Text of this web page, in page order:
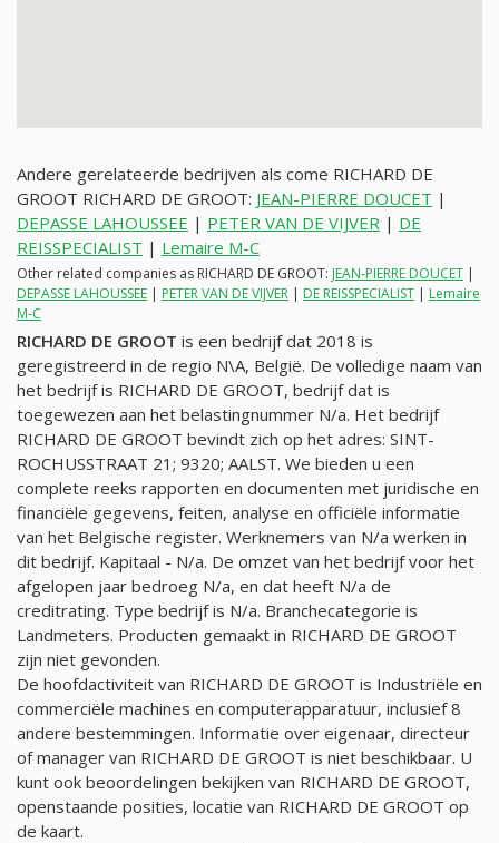
Andere gerelateerde bedrijven als come RICHARD DE
GROOT RICHARD DE GROOT: JEAN-PIERRE DOUCET |
DEPASSE LAHOUSSEE | PETER VAN DE VIJVER | DE
REISSPECIALIST | Lemaire M-C
Other related companies as RICHARD DE GROOT: JEAN-PIERRE DOUCET |
DEPASSE LAHOUSSEE | PETER VAN DE VIJVER | DE REISSPECIALIST | Lemaire
M-C
RICHARD DE GROOT is een bedrijf dat 2018 is
geregistreerd in de regio N\A, België. De volledige naam van
het bedrijf is RICHARD DE GROOT, bedrijf dat is
toegewezen aan het belastingnummer N/a. Het bedrijf
RICHARD DE GROOT bevindt zich op het adres: SINT-
ROCHUSSTRAAT 21; 9320; AALST. We bieden u een
complete reeks rapporten en documenten met juridische en
financiële gegevens, feiten, analyse en officiële informatie
van het Belgische register. Werknemers van N/a werken in
dit bedrijf. Kapitaal - N/a. De omzet van het bedrijf voor het
afgelopen jaar bedroeg N/a, en dat heeft N/a de
creditrating. Type bedrijf is N/a. Branchecategorie is
Landmeters. Producten gemaakt in RICHARD DE GROOT
zijn niet gevonden.
De hoofdactiviteit van RICHARD DE GROOT is Industriële en
commerciële machines en computerapparatuur, inclusief 8
andere bestemmingen. Informatie over eigenaar, directeur
of manager van RICHARD DE GROOT is niet beschikbaar. U
kunt ook beoordelingen bekijken van RICHARD DE GROOT,
openstaande posities, locatie van RICHARD DE GROOT op
de kaart.